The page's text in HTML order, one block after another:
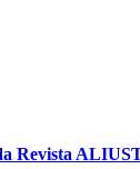
Revista